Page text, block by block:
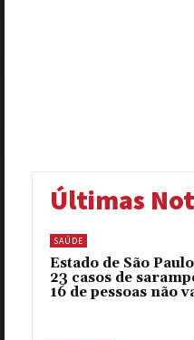
Últimas
SAÚDE
Estado de São
23 casos de
16 de pessoas não